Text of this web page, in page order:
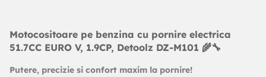
Motocositoare pe benzina cu pornire electrica
51.7CC EURO V, 1.9CP, Detoolz DZ-M101 🌾🔧
Putere, precizie si confort maxim la pornire!